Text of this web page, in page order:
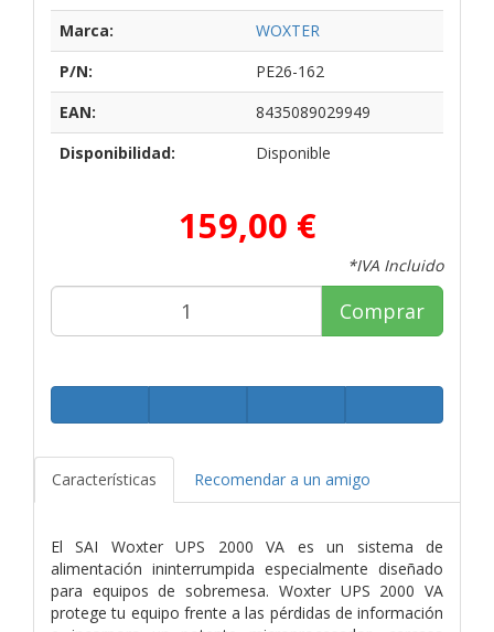
Marca:
WOXTER
P/N:
PE26-162
EAN:
8435089029949
Disponibilidad:
Disponible
159,00 €
*IVA Incluido
Comprar
Características Recomendar a un amigo
El SAI Woxter UPS 2000 VA es un sistema de
alimentación ininterrumpida especialmente diseñado
para equipos de sobremesa. Woxter UPS 2000 VA
protege tu equipo frente a las pérdidas de información